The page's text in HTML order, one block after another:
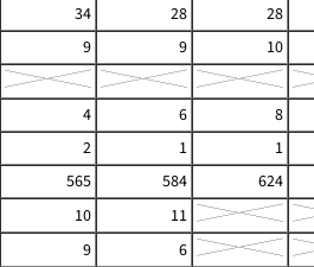
34 28
28
9 9
10
4 6
8
2 1
1
565 584
624
10
11
9
6